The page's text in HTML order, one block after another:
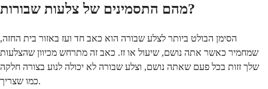
מהם התסמינים של צלעות שבורות?
הסימן הבולט ביותר לצלע שבורה הוא כאב חד ועז באזור בית החזה,
שמחמיר כאשר אתה נושם, שיעול או זז. כאב זה מתרחש מכיוון שהצלעות
שלך זזות בכל פעם שאתה נושם, וצלע שבורה לא יכולה לנוע בצורה חלקה
כמו שצריך.